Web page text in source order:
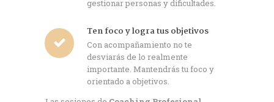
gestionar personas y dificultades.
Ten foco y logra tus objetivos
Con acompañamiento no te
desviarás de lo realmente
importante. Mantendrás tu foco y
orientado a objetivos.